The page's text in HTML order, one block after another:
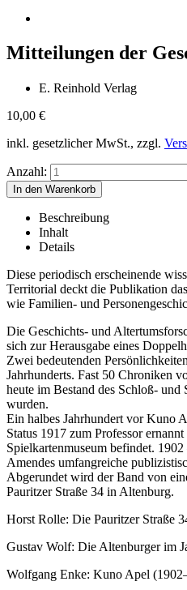
Mitteilungen der
E. Reinhold Verlag
10,00 €
inkl. gesetzlicher MwSt., zzgl.
Anzahl:
Beschreibung
Inhalt
Details
Diese periodisch erscheinende
Territorial deckt die Publikation
wie Familien- und
Die Geschichts- und
sich zur Herausgabe eines
Zwei bedeutenden
Jahrhunderts. Fast 50 Chroniken
heute im Bestand des Schloß-
wurden.
Ein halbes Jahrhundert vor Kuno
Status 1917 zum Professor
Spielkartenmuseum befindet.
Amendes umfangreiche
Abgerundet wird der Band von
Pauritzer Straße 34 in Altenburg.
Horst Rolle: Die Pauritzer Straße
Gustav Wolf: Die Altenburger im
Wolfgang Enke: Kuno Apel